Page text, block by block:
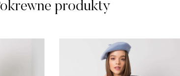
produkty